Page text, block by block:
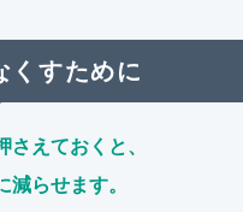
くすために
えておくと、
らせます。